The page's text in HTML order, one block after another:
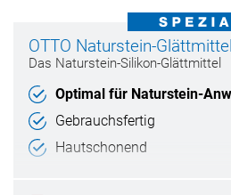
OTTO Naturstein-Glättmittel
Das Naturstein-Silikon-Glättmittel
Optimal für Naturstein-
Gebrauchsfertig
Hautschonend